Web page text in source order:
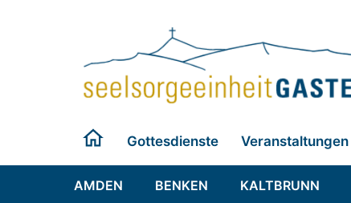
Gottesdienste Veranstaltungen
AMDEN BENKEN KALTBRUNN